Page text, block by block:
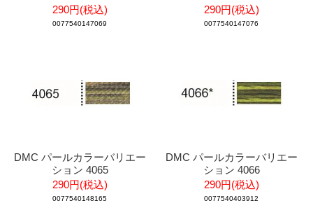
290円(税込)
0077540147069
290円(税込)
0077540147076
DMC パールカラーバリエー
ション 4065
290円(税込)
0077540148165
DMC パールカラーバリエー
ション 4066
290円(税込)
0077540403912